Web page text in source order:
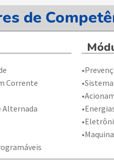
de
Corrente
Alternada